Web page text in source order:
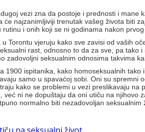
vezi zna da postoje i prednosti i
će najzanimljiviji trenutak vašeg života biti
rutinu i onih koji se ni godinama nakon
Torontu vjeruju kako sve zavisi od vaših
rast, odnosno to da za sve, pa
zadovoljni seksualnim odnosima takvima
1900 ispitanika, kako homoseksualnih
samo u spavaćoj sobi. Oni su
kako se problemi u vezi preslikavaju
već ni ne dopuštaju da oni utiču na
normalno biti nezadovoljan